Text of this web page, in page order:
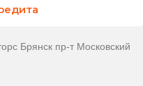
Брянск пр-т Московский